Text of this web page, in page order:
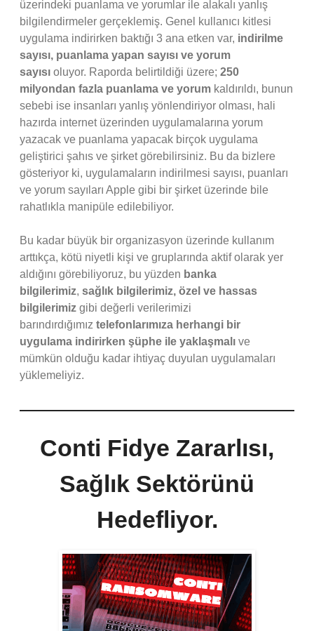
üzerindeki puanlama ve yorumlar ile alakalı yanlış
bilgilendirmeler gerçeklemiş. Genel kullanıcı kitlesi
uygulama indirirken baktığı 3 ana etken var, indirilme
sayısı, puanlama yapan sayısı ve yorum
sayısı oluyor. Raporda belirtildiği üzere; 250
milyondan fazla puanlama ve yorum kaldırıldı, bunun
sebebi ise insanları yanlış yönlendiriyor olması, hali
hazırda internet üzerinden uygulamalarına yorum
yazacak ve puanlama yapacak birçok uygulama
geliştirici şahıs ve şirket görebilirsiniz. Bu da bizlere
gösteriyor ki, uygulamaların indirilmesi sayısı, puanları
ve yorum sayıları Apple gibi bir şirket üzerinde bile
rahatlıkla manipüle edilebiliyor.
Bu kadar büyük bir organizasyon üzerinde kullanım
arttıkça, kötü niyetli kişi ve gruplarında aktif olarak yer
aldığını görebiliyoruz, bu yüzden banka
bilgilerimiz, sağlık bilgilerimiz, özel ve hassas
bilgilerimiz gibi değerli verilerimizi
barındırdığımız telefonlarımıza herhangi bir
uygulama indirirken şüphe ile yaklaşmalı ve
mümkün olduğu kadar ihtiyaç duyulan uygulamaları
yüklemeliyiz.
Conti Fidye Zararlısı,
Sağlık Sektörünü
Hedefliyor.